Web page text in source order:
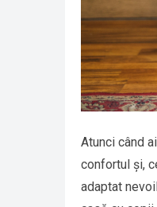
Atunci când
confortul și,
adaptat